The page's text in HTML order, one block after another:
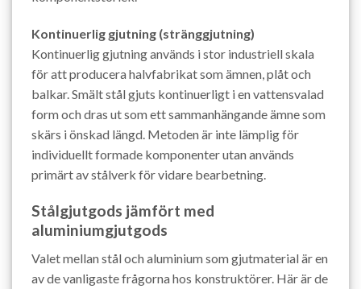
Kontinuerlig gjutning (stränggjutning)
Kontinuerlig gjutning används i stor industriell skala
för att producera halvfabrikat som ämnen, plåt och
balkar. Smält stål gjuts kontinuerligt i en vattensvalad
form och dras ut som ett sammanhängande ämne som
skärs i önskad längd. Metoden är inte lämplig för
individuellt formade komponenter utan används
primärt av stålverk för vidare bearbetning.
Stålgjutgods jämfört med
aluminiumgjutgods
Valet mellan stål och aluminium som gjutmaterial är en
av de vanligaste frågorna hos konstruktörer. Här är de